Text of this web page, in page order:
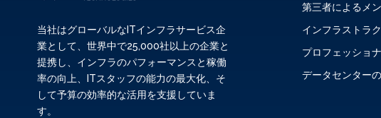
当社はグローバルなITインフラサービス企
業として、世界中で25,000社以上の企業と
提携し、インフラのパフォーマンスと稼働
率の向上、ITスタッフの能力の最大化、そ
して予算の効率的な活用を支援していま
す。
第三者によるメ
インフラストラ
プロフェッショ
データセンター